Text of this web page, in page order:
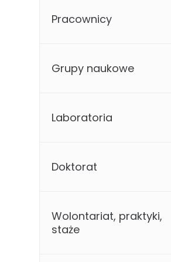
Pracownicy
Grupy naukowe
Laboratoria
Doktorat
Wolontariat, praktyki,
staże